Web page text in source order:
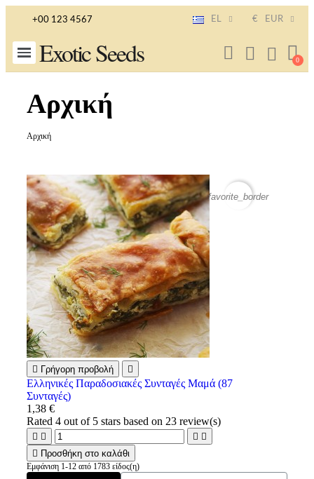
+00 123 4567 EL € EUR
Exotic Seeds
Αρχική
Αρχική
favorite_border
 Γρήγορη προβολή 
Ελληνικές Παραδοσιακές Συνταγές Μαμά (87
Συνταγές)
1,38 €
Rated4 out of 5 stars based on 23 review(s)
   
 Προσθήκη στο καλάθι
Εμφάνιση 1-12 από 1783 είδος(η)